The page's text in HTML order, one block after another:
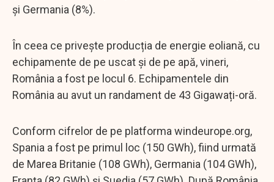
și Germania (8%).
În ceea ce privește producția de energie eoliană, cu
echipamente de pe uscat și de pe apă, vineri,
România a fost pe locul 6. Echipamentele din
România au avut un randament de 43 Gigawați-oră.
Conform cifrelor de pe platforma windeurope.org,
Spania a fost pe primul loc (150 GWh), fiind urmată
de Marea Britanie (108 GWh), Germania (104 GWh),